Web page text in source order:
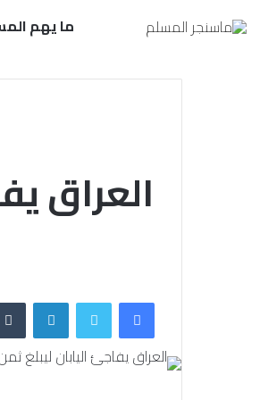
ما يهم
العراق
فيسبوكتويتر